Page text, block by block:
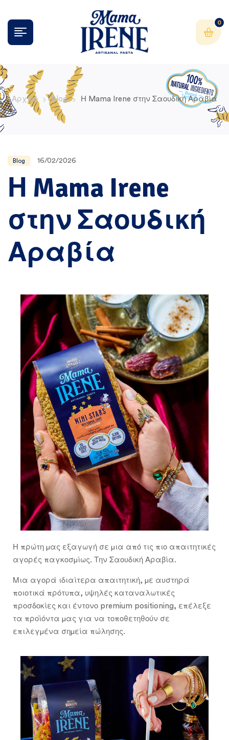
0
Αρχική Blog Η Mama Irene στην Σαουδική Αραβία
Blog 16/02/2026
Η Mama Irene
στην Σαουδική
Αραβία
Η πρώτη μας εξαγωγή σε μια από τις πιο απαιτητικές
αγορές παγκοσμίως. Την Σαουδική Αραβία.
Μια αγορά ιδιαίτερα απαιτητική, με αυστηρά
ποιοτικά πρότυπα, υψηλές καταναλωτικές
προσδοκίες και έντονο premium positioning, επέλεξε
τα προϊόντα μας για να τοποθετηθούν σε
επιλεγμένα σημεία πώλησης.